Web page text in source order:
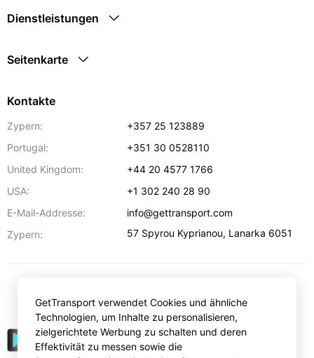
Dienstleistungen
Seitenkarte
Kontakte
Zypern:
+357 25 123889
Portugal:
+351 30 0528110
United Kingdom:
+44 20 4577 1766
USA:
+1 302 240 28 90
E-Mail-Addresse:
info@gettransport.com
Zypern:
57 Spyrou Kyprianou, Lanarka 6051
EURGetTransport verwendet Cookies und ähnliche
Technologien, um Inhalte zu personalisieren,
zielgerichtete Werbung zu schalten und deren
Effektivität zu messen sowie die